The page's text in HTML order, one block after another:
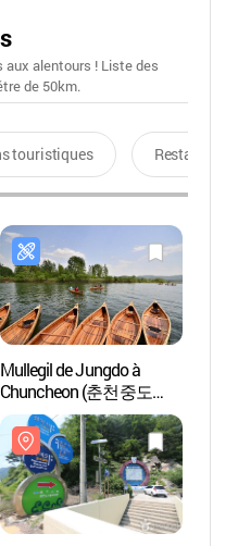
alentours ! Liste des
de 50km.
touristiques Restaurants
Mullegil de Jungdo à
Chuncheon (춘천중도
물레길)